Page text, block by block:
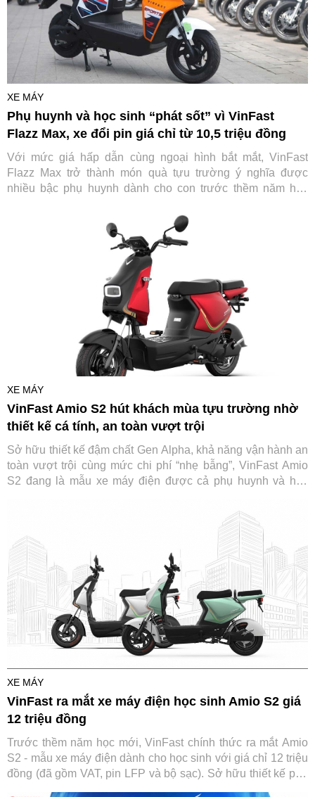
XE MÁY
Phụ huynh và học sinh “phát sốt” vì VinFast
Flazz Max, xe đổi pin giá chỉ từ 10,5 triệu đồng
Với mức giá hấp dẫn cùng ngoại hình bắt mắt, VinFast
Flazz Max trở thành món quà tựu trường ý nghĩa được
nhiều bậc phụ huynh dành cho con trước thềm năm học
XE MÁY
VinFast Amio S2 hút khách mùa tựu trường nhờ
thiết kế cá tính, an toàn vượt trội
Sở hữu thiết kế đậm chất Gen Alpha, khả năng vận hành an
toàn vượt trội cùng mức chi phí “nhẹ bẫng”, VinFast Amio
S2 đang là mẫu xe máy điện được cả phụ huynh và học
XE MÁY
VinFast ra mắt xe máy điện học sinh Amio S2 giá
12 triệu đồng
Trước thềm năm học mới, VinFast chính thức ra mắt Amio
S2 - mẫu xe máy điện dành cho học sinh với giá chỉ 12 triệu
đồng (đã gồm VAT, pin LFP và bộ sạc). Sở hữu thiết kế phù